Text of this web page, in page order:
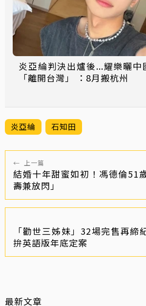
炎亞綸判決出爐後...耀樂曬中
「離開台灣」 ：8月搬杭州
炎亞綸 石知田
← 上一篇
結婚十年甜蜜如初！馮德倫51
壽兼放閃」
「勸世三姊妹」32場完售再締
拚英語版年底定案
最新文章